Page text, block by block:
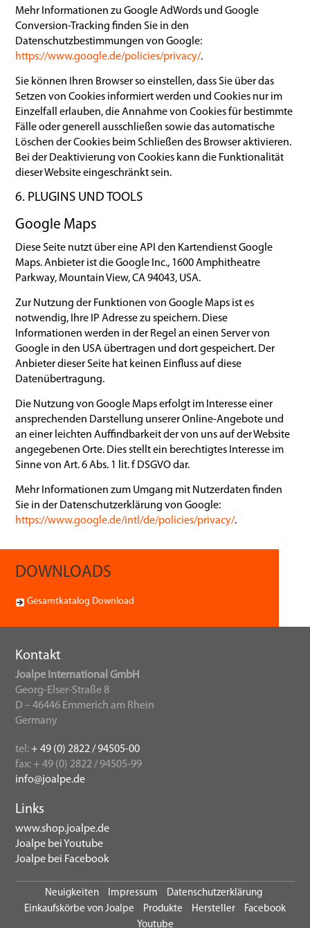
Mehr Informationen zu Google AdWords und Google
Conversion-Tracking finden Sie in den
Datenschutzbestimmungen von Google:
https://www.google.de/policies/privacy/.
Sie können Ihren Browser so einstellen, dass Sie über das
Setzen von Cookies informiert werden und Cookies nur im
Einzelfall erlauben, die Annahme von Cookies für bestimmte
Fälle oder generell ausschließen sowie das automatische
Löschen der Cookies beim Schließen des Browser aktivieren.
Bei der Deaktivierung von Cookies kann die Funktionalität
dieser Website eingeschränkt sein.
6. PLUGINS UND TOOLS
Google Maps
Diese Seite nutzt über eine API den Kartendienst Google
Maps. Anbieter ist die Google Inc., 1600 Amphitheatre
Parkway, Mountain View, CA 94043, USA.
Zur Nutzung der Funktionen von Google Maps ist es
notwendig, Ihre IP Adresse zu speichern. Diese
Informationen werden in der Regel an einen Server von
Google in den USA übertragen und dort gespeichert. Der
Anbieter dieser Seite hat keinen Einfluss auf diese
Datenübertragung.
Die Nutzung von Google Maps erfolgt im Interesse einer
ansprechenden Darstellung unserer Online-Angebote und
an einer leichten Auffindbarkeit der von uns auf der Website
angegebenen Orte. Dies stellt ein berechtigtes Interesse im
Sinne von Art. 6 Abs. 1 lit. f DSGVO dar.
Mehr Informationen zum Umgang mit Nutzerdaten finden
Sie in der Datenschutzerklärung von Google:
https://www.google.de/intl/de/policies/privacy/.
DOWNLOADS
Gesamtkatalog Download
Kontakt
Joalpe International GmbH
Georg-Elser-Straße 8
D – 46446 Emmerich am Rhein
Germany
tel:+ 49 (0) 2822 / 94505-00
fax: + 49 (0) 2822 / 94505-99
info@joalpe.de
Links
www.shop.joalpe.de
Joalpe bei Youtube
Joalpe bei Facebook
Neuigkeiten Impressum
Datenschutzerklärung
Einkaufskörbe von Joalpe
Produkte Hersteller
Facebook
Youtube